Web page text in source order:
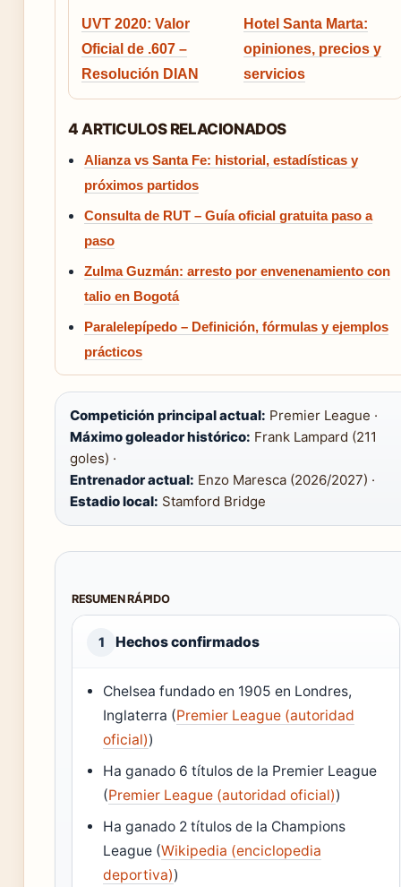
UVT 2020: Valor
Oficial de .607 –
Resolución DIAN
Hotel Santa Marta:
opiniones, precios y
servicios
4 ARTICULOS RELACIONADOS
Alianza vs Santa Fe: historial, estadísticas y
próximos partidos
Consulta de RUT – Guía oficial gratuita paso a
paso
Zulma Guzmán: arresto por envenenamiento con
talio en Bogotá
Paralelepípedo – Definición, fórmulas y ejemplos
prácticos
Competición principal actual: Premier League ·
Máximo goleador histórico: Frank Lampard (211
goles) ·
Entrenador actual: Enzo Maresca (2026/2027) ·
Estadio local: Stamford Bridge
RESUMEN RÁPIDO
1 Hechos confirmados
Chelsea fundado en 1905 en Londres,
Inglaterra (Premier League (autoridad
oficial))
Ha ganado 6 títulos de la Premier League
(Premier League (autoridad oficial))
Ha ganado 2 títulos de la Champions
League (Wikipedia (enciclopedia
deportiva))